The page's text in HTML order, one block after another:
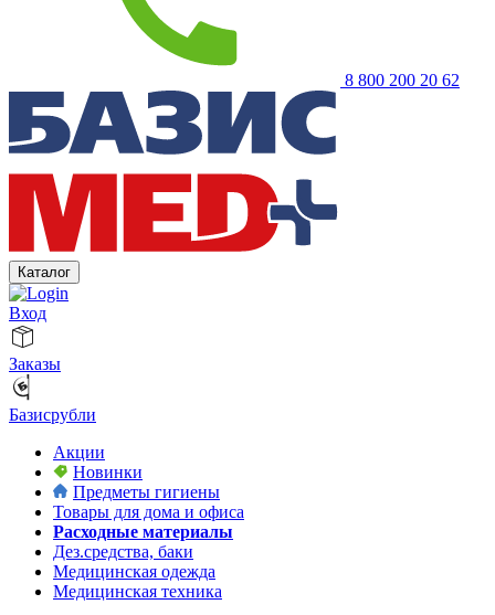
8 800 200 20 62
Каталог
Вход
Заказы
Базисрубли
Акции
Новинки
Предметы гигиены
Товары для дома и офиса
Расходные материалы
Дез.средства, баки
Медицинская одежда
Медицинская техника